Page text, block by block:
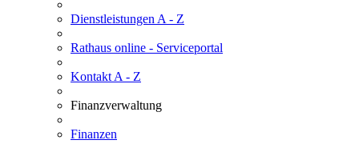
Dienstleistungen A - Z
Rathaus online - Serviceportal
Kontakt A - Z
Finanzverwaltung
Finanzen